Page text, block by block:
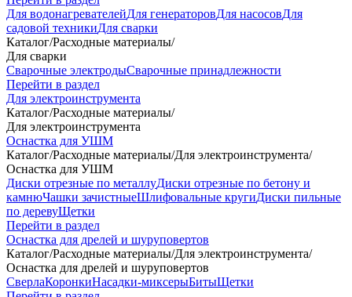
Для водонагревателейДля генераторовДля насосовДля
садовой техникиДля сварки
Каталог/Расходные материалы/
Для сварки
Сварочные электродыСварочные принадлежности
Перейти в раздел
Для электроинструмента
Каталог/Расходные материалы/
Для электроинструмента
Оснастка для УШМ
Каталог/Расходные материалы/Для электроинструмента/
Оснастка для УШМ
Диски отрезные по металлуДиски отрезные по бетону и
камнюЧашки зачистныеШлифовальные кругиДиски пильные
по деревуЩетки
Перейти в раздел
Оснастка для дрелей и шуруповертов
Каталог/Расходные материалы/Для электроинструмента/
Оснастка для дрелей и шуруповертов
СверлаКоронкиНасадки-миксерыБитыЩетки